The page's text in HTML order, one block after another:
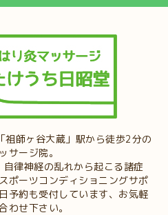
祖師ヶ谷大蔵」駅から徒歩2分の
サージ院。
律神経の乱れから起こる諸症
ポーツコンディショニングサポ
予約も受付しています、お気軽
わせ下さい。